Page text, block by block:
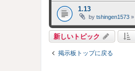
1.13
by tshingen1573 »
新しいトピック
掲示板トップに戻る